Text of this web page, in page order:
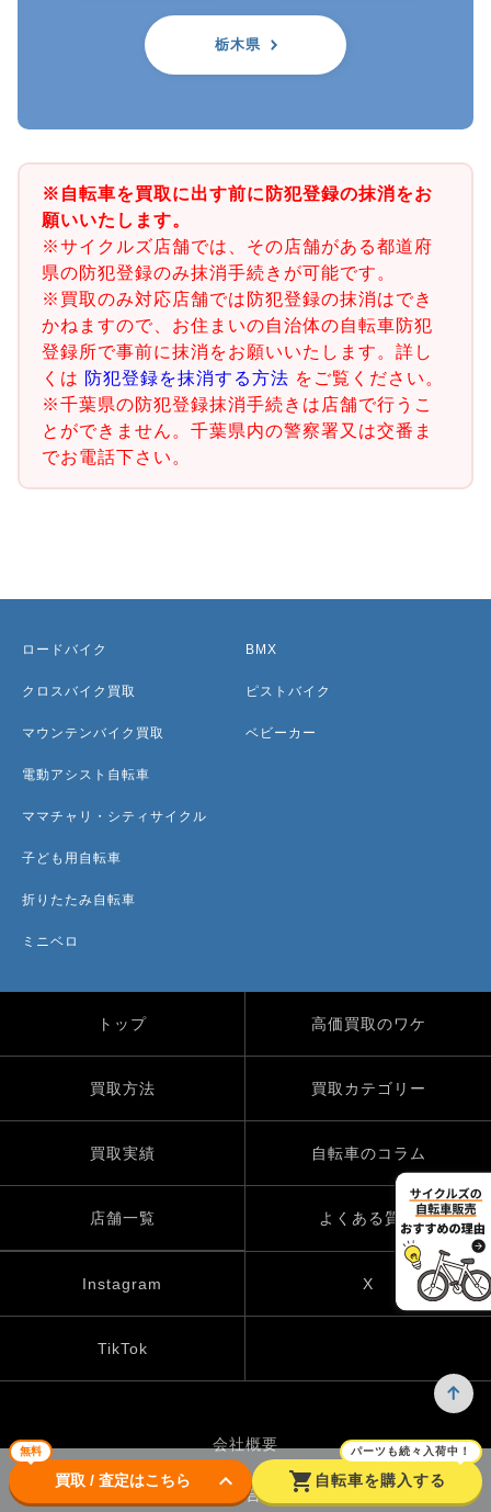
栃木県
※自転車を買取に出す前に防犯登録の抹消をお
願いいたします。
※サイクルズ店舗では、その店舗がある都道府
県の防犯登録のみ抹消手続きが可能です。
※買取のみ対応店舗では防犯登録の抹消はでき
かねますので、お住まいの自治体の自転車防犯
登録所で事前に抹消をお願いいたします。詳し
くは 防犯登録を抹消する方法 をご覧ください。
※千葉県の防犯登録抹消手続きは店舗で行うこ
とができません。千葉県内の警察署又は交番ま
でお電話下さい。
無料
買取 / 査定はこちら keyboard_arrow_down shopping_cart
パーツも続々入荷中！
自転車を購入する
ロードバイク
クロスバイク買取
マウンテンバイク買取
電動アシスト自転車
ママチャリ・シティサイクル
子ども用自転車
折りたたみ自転車
ミニベロ
BMX
ピストバイク
ベビーカー
トップ 高価買取のワケ
買取方法 買取カテゴリー
買取実績 自転車のコラム
店舗一覧 よくある質問
Instagram X
TikTok
会社概要
お問い合わせ